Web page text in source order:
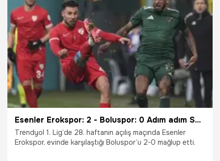
19.03.2026 Şampiy10
Esenler Erokspor: 2 - Boluspor: 0 Adım adım Süper Lig'e
Trendyol 1. Lig’de 28. haftanın açılış maçında Esenler
Erokspor, evinde karşılaştığı Boluspor’u 2-0 mağlup etti.